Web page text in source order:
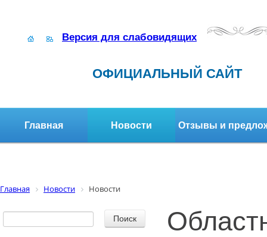
Версия для слабовидящих
ОФИЦИАЛЬНЫЙ САЙТ
Главная Новости Отзывы и
Главная Новости Новости